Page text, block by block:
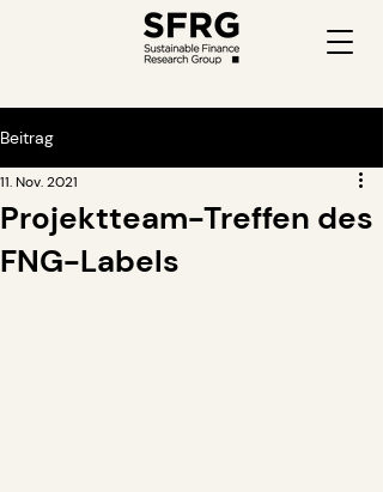
Beitrag
Projektteam-Treffen des
FNG-Labels
11. Nov. 2021